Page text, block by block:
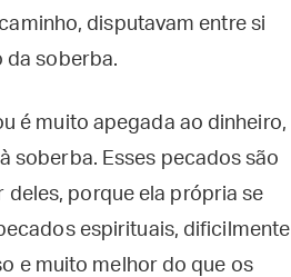
disputavam entre si
da soberba.
é muito apegada ao dinheiro,
soberba. Esses pecados são
deles, porque ela própria se
espirituais, dificilmente
e muito melhor do que os